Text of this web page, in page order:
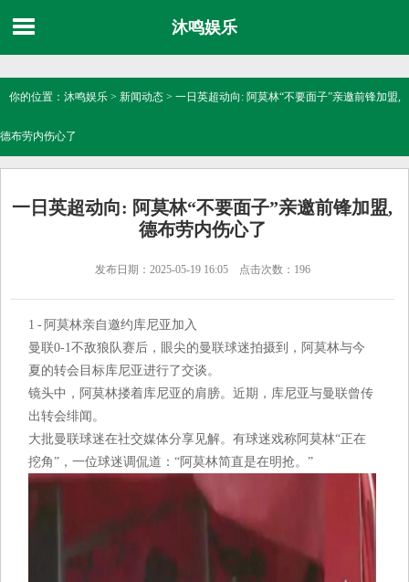
沐鸣娱乐
你的位置： 沐鸣娱乐 > 新闻动态 > 一日英超动向: 阿莫林“不要面子”亲邀前锋加盟,
德布劳内伤心了
一日英超动向: 阿莫林“不要面子”亲邀前锋加盟,
德布劳内伤心了
发布日期：2025-05-19 16:05 点击次数：196
1 - 阿莫林亲自邀约库尼亚加入
曼联0-1不敌狼队赛后，眼尖的曼联球迷拍摄到，阿莫林与今
夏的转会目标库尼亚进行了交谈。
镜头中，阿莫林搂着库尼亚的肩膀。近期，库尼亚与曼联曾传
出转会绯闻。
大批曼联球迷在社交媒体分享见解。有球迷戏称阿莫林“正在
挖角”，一位球迷调侃道：“阿莫林简直是在明抢。”